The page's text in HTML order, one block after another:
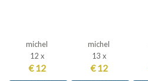
michel
12 x
€ 12
michel
13 x
€ 12